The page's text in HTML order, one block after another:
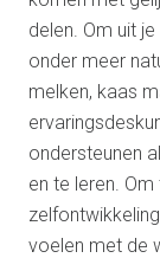
delen. Om uit
onder meer
melken, kaas
ondersteunen
en te leren.
voelen met de